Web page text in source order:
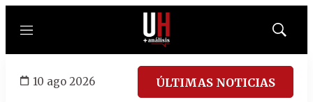
Menú
Mostrar
10 ago 2026 ÚLTIMAS NOTICIAS